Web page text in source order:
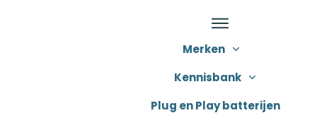
Merken
Kennisbank
Plug en Play batterijen